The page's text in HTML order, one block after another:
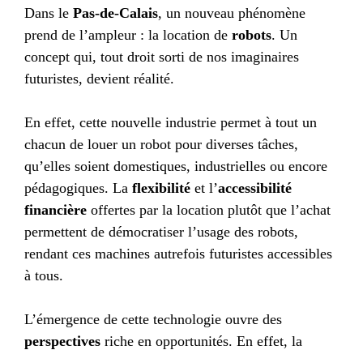
Dans le Pas-de-Calais, un nouveau phénomène
prend de l’ampleur : la location de robots. Un
concept qui, tout droit sorti de nos imaginaires
futuristes, devient réalité.
En effet, cette nouvelle industrie permet à tout un
chacun de louer un robot pour diverses tâches,
qu’elles soient domestiques, industrielles ou encore
pédagogiques. La flexibilité et l’accessibilité
financière offertes par la location plutôt que l’achat
permettent de démocratiser l’usage des robots,
rendant ces machines autrefois futuristes accessibles
à tous.
L’émergence de cette technologie ouvre des
perspectives riche en opportunités. En effet, la